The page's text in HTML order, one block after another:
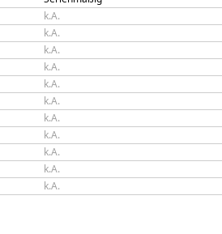
k.A.
k.A.
k.A.
k.A.
k.A.
k.A.
k.A.
k.A.
k.A.
k.A.
k.A.